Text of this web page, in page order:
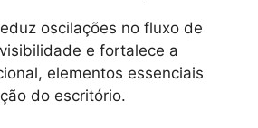
oscilações no fluxo de
e fortalece a
elementos essenciais
do escritório.